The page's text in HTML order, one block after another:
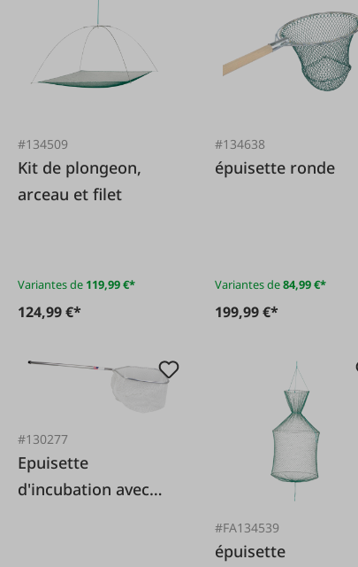
#134509
Kit de plongeon,
arceau et filet
Variantes de 119,99 €*
124,99 €*
#134638
épuisette ronde
Variantes de84,99 €*
199,99 €*
#130277
Epuisette
d'incubation avec
#FA134539
épuisette